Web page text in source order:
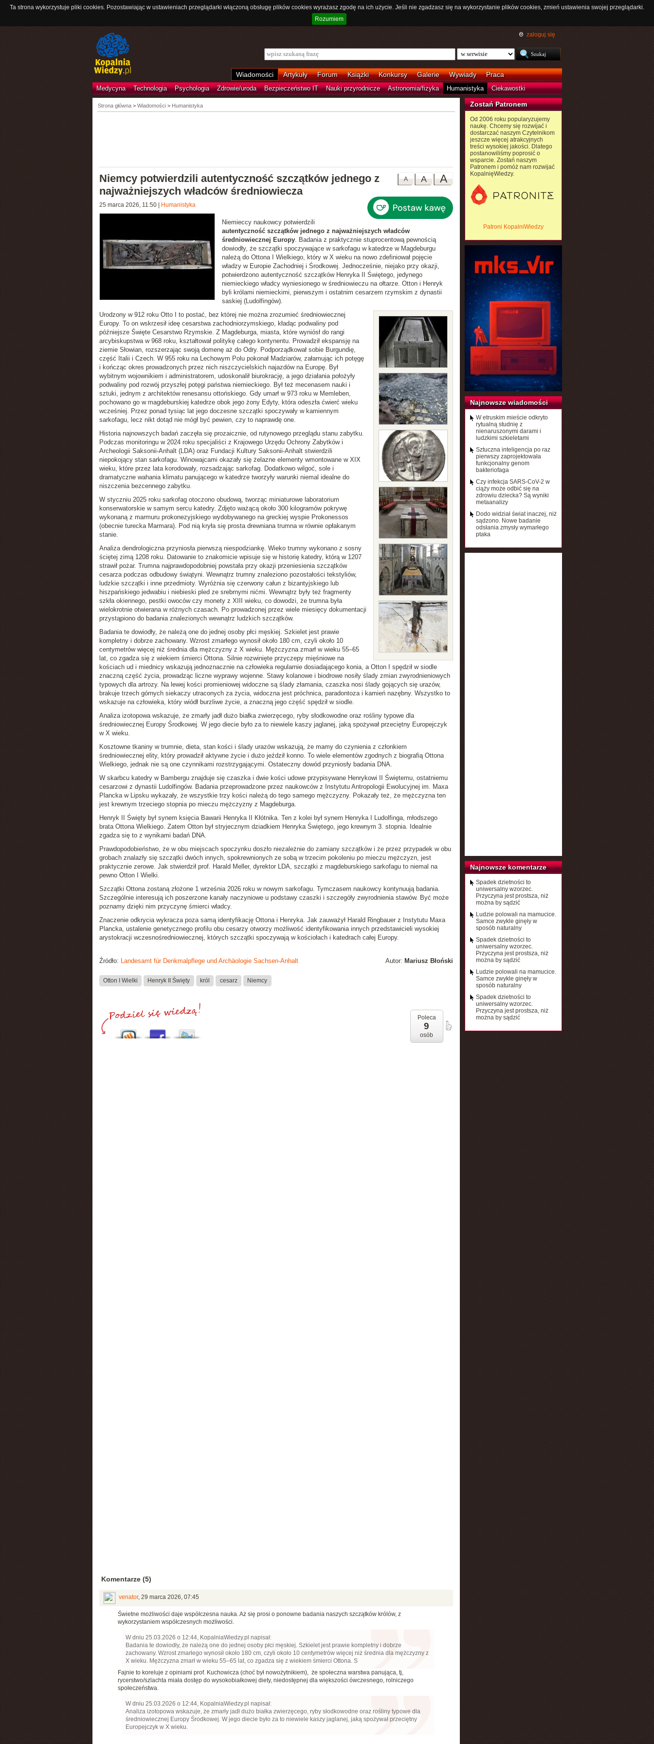
Ta strona wykorzystuje pliki cookies. Pozostawiając w ustawieniach przeglądarki włączoną obsługę plików cookies wyrażasz zgodę na ich użycie. Jeśli nie zgadzasz się na wykorzystanie plików cookies, zmień ustawienia swojej przeglądarki.
Rozumiem
zaloguj się
Wiadomości Artykuły Forum Książki Konkursy Galerie Wywiady Praca
Medycyna Technologia Psychologia Zdrowie/uroda Bezpieczeństwo IT Nauki przyrodnicze Astronomia/fizyka Humanistyka Ciekawostki
Strona główna> Wiadomości > Humanistyka
A
A
A
Niemcy potwierdzili autentyczność szczątków jednego z
najważniejszych władców średniowiecza
25 marca 2026, 11:50| Humanistyka
Niemieccy naukowcy potwierdzili
autentyczność szczątków jednego z najważniejszych władców
średniowiecznej Europy. Badania z praktycznie stuprocentową pewnością
dowiodły, że szczątki spoczywające w sarkofagu w katedrze w Magdeburgu
należą do Ottona I Wielkiego, który w X wieku na nowo zdefiniował pojęcie
władzy w Europie Zachodniej i Środkowej. Jednocześnie, niejako przy okazji,
potwierdzono autentyczność szczątków Henryka II Świętego, jedynego
niemieckiego władcy wyniesionego w średniowieczu na ołtarze. Otton i Henryk
byli królami niemieckimi, pierwszym i ostatnim cesarzem rzymskim z dynastii
saskiej (Ludolfingów).
Urodzony w 912 roku Otto I to postać, bez której nie można zrozumieć średniowiecznej
Europy. To on wskrzesił ideę cesarstwa zachodniorzymskiego, kładąc podwaliny pod
późniejsze Święte Cesarstwo Rzymskie. Z Magdeburga, miasta, które wyniósł do rangi
arcybiskupstwa w 968 roku, kształtował politykę całego kontynentu. Prowadził ekspansję na
ziemie Słowian, rozszerzając swoją domenę aż do Odry. Podporządkował sobie Burgundię,
część Italii i Czech. W 955 roku na Lechowym Polu pokonał Madziarów, załamując ich potęgę
i kończąc okres prowadzonych przez nich niszczycielskich najazdów na Europę. Był
wybitnym wojownikiem i administratorem, udoskonalił biurokrację, a jego działania położyły
podwaliny pod rozwój przyszłej potęgi państwa niemieckiego. Był też mecenasem nauki i
sztuki, jednym z architektów renesansu ottońskiego. Gdy umarł w 973 roku w Memleben,
pochowano go w magdeburskiej katedrze obok jego żony Edyty, która odeszła ćwierć wieku
wcześniej. Przez ponad tysiąc lat jego doczesne szczątki spoczywały w kamiennym
sarkofagu, lecz nikt dotąd nie mógł być pewien, czy to naprawdę one.
Historia najnowszych badań zaczęła się prozaicznie, od rutynowego przeglądu stanu zabytku.
Podczas monitoringu w 2024 roku specjaliści z Krajowego Urzędu Ochrony Zabytków i
Archeologii Saksonii-Anhalt (LDA) oraz Fundacji Kultury Saksonii-Anhalt stwierdzili
niepokojący stan sarkofagu. Winowajcami okazały się żelazne elementy wmontowane w XIX
wieku, które przez lata korodowały, rozsadzając sarkofag. Dodatkowo wilgoć, sole i
dramatyczne wahania klimatu panującego w katedrze tworzyły warunki niemal idealne do
niszczenia bezcennego zabytku.
W styczniu 2025 roku sarkofag otoczono obudową, tworząc miniaturowe laboratorium
konserwatorskie w samym sercu katedry. Zdjęto ważącą około 300 kilogramów pokrywę
wykonaną z marmuru prokonezyjskiego wydobywanego na greckiej wyspie Prokonessos
(obecnie turecka Marmara). Pod nią kryła się prosta drewniana trumna w równie opłakanym
stanie.
Analiza dendrologiczna przyniosła pierwszą niespodziankę. Wieko trumny wykonano z sosny
ściętej zimą 1208 roku. Datowanie to znakomicie wpisuje się w historię katedry, którą w 1207
strawił pożar. Trumna najprawdopodobniej powstała przy okazji przeniesienia szczątków
cesarza podczas odbudowy świątyni. Wewnątrz trumny znaleziono pozostałości tekstyliów,
ludzkie szczątki i inne przedmioty. Wyróżnia się czerwony całun z bizantyjskiego lub
hiszpańskiego jedwabiu i niebieski pled ze srebrnymi nićmi. Wewnątrz były też fragmenty
szkła okiennego, pestki owoców czy monety z XIII wieku, co dowodzi, że trumna była
wielokrotnie otwierana w różnych czasach. Po prowadzonej przez wiele miesięcy dokumentacji
przystąpiono do badania znalezionych wewnątrz ludzkich szczątków.
Badania te dowiodły, że należą one do jednej osoby płci męskiej. Szkielet jest prawie
kompletny i dobrze zachowany. Wzrost zmarłego wynosił około 180 cm, czyli około 10
centymetrów więcej niż średnia dla mężczyzny z X wieku. Mężczyzna zmarł w wieku 55–65
lat, co zgadza się z wiekiem śmierci Ottona. Silnie rozwinięte przyczepy mięśniowe na
kościach ud i miednicy wskazują jednoznacznie na człowieka regularnie dosiadającego konia, a Otton I spędził w siodle
znaczną część życia, prowadząc liczne wyprawy wojenne. Stawy kolanowe i biodrowe nosiły ślady zmian zwyrodnieniowych
typowych dla artrozy. Na lewej kości promieniowej widoczne są ślady złamania, czaszka nosi ślady gojących się urazów,
brakuje trzech górnych siekaczy utraconych za życia, widoczna jest próchnica, paradontoza i kamień nazębny. Wszystko to
wskazuje na człowieka, który wiódł burzliwe życie, a znaczną jego część spędził w siodle.
Analiza izotopowa wskazuje, że zmarły jadł dużo białka zwierzęcego, ryby słodkowodne oraz rośliny typowe dla
średniowiecznej Europy Środkowej. W jego diecie było za to niewiele kaszy jaglanej, jaką spożywał przeciętny Europejczyk
w X wieku.
Kosztowne tkaniny w trumnie, dieta, stan kości i ślady urazów wskazują, że mamy do czynienia z członkiem
średniowiecznej elity, który prowadził aktywne życie i dużo jeździł konno. To wiele elementów zgodnych z biografią Ottona
Wielkiego, jednak nie są one czynnikami rozstrzygającymi. Ostateczny dowód przyniosły badania DNA.
W skarbcu katedry w Bambergu znajduje się czaszka i dwie kości udowe przypisywane Henrykowi II Świętemu, ostatniemu
cesarzowi z dynastii Ludolfingów. Badania przeprowadzone przez naukowców z Instytutu Antropologii Ewolucyjnej im. Maxa
Plancka w Lipsku wykazały, że wszystkie trzy kości należą do tego samego mężczyzny. Pokazały też, że mężczyzna ten
jest krewnym trzeciego stopnia po mieczu mężczyzny z Magdeburga.
Henryk II Święty był synem księcia Bawarii Henryka II Kłótnika. Ten z kolei był synem Henryka I Ludolfinga, młodszego
brata Ottona Wielkiego. Zatem Otton był stryjecznym dziadkiem Henryka Świętego, jego krewnym 3. stopnia. Idealnie
zgadza się to z wynikami badań DNA.
Prawdopodobieństwo, że w obu miejscach spoczynku doszło niezależnie do zamiany szczątków i że przez przypadek w obu
grobach znalazły się szczątki dwóch innych, spokrewnionych ze sobą w trzecim pokoleniu po mieczu mężczyzn, jest
praktycznie zerowe. Jak stwierdził prof. Harald Meller, dyrektor LDA, szczątki z magdeburskiego sarkofagu to niemal na
pewno Otton I Wielki.
Szczątki Ottona zostaną złożone 1 września 2026 roku w nowym sarkofagu. Tymczasem naukowcy kontynuują badania.
Szczególnie interesują ich poszerzone kanały naczyniowe u podstawy czaszki i szczegóły zwyrodnienia stawów. Być może
poznamy dzięki nim przyczynę śmierci władcy.
Znaczenie odkrycia wykracza poza samą identyfikację Ottona i Henryka. Jak zauważył Harald Ringbauer z Instytutu Maxa
Plancka, ustalenie genetycznego profilu obu cesarzy otworzy możliwość identyfikowania innych przedstawicieli wysokiej
arystokracji wczesnośredniowiecznej, których szczątki spoczywają w kościołach i katedrach całej Europy.
Autor: Mariusz Błoński
Źródło: Landesamt für Denkmalpflege und Archäologie Sachsen-Anhalt
Otton I Wielki Henryk II Święty król cesarz Niemcy
Poleca
9
osób
Komentarze (5)
venator, 29 marca 2026, 07:45
Świetne możliwości daje współczesna nauka. Aż się prosi o ponowne badania naszych szczątków królów, z
wykorzystaniem współczesnych możliwości.
W dniu 25.03.2026 o 12:44, KopalniaWiedzy.pl napisał:
Badania te dowiodły, że należą one do jednej osoby płci męskiej. Szkielet jest prawie kompletny i dobrze
zachowany. Wzrost zmarłego wynosił około 180 cm, czyli około 10 centymetrów więcej niż średnia dla mężczyzny z
X wieku. Mężczyzna zmarł w wieku 55–65 lat, co zgadza się z wiekiem śmierci Ottona. S
Fajnie to koreluje z opiniami prof. Kuchowicza (choć był nowożytnikiem), że społeczna warstwa panująca, tj,
rycerstwo/szlachta miała dostęp do wysokobiałkowej diety, niedostępnej dla większości ówczesnego, rolniczego
społeczeństwa.
W dniu 25.03.2026 o 12:44, KopalniaWiedzy.pl napisał:
Analiza izotopowa wskazuje, że zmarły jadł dużo białka zwierzęcego, ryby słodkowodne oraz rośliny typowe dla
średniowiecznej Europy Środkowej. W jego diecie było za to niewiele kaszy jaglanej, jaką spożywał przeciętny
Europejczyk w X wieku.
Zostań Patronem
Od 2006 roku popularyzujemy
naukę. Chcemy się rozwijać i
dostarczać naszym Czytelnikom
jeszcze więcej atrakcyjnych
treści wysokiej jakości. Dlatego
postanowiliśmy poprosić o
wsparcie. Zostań naszym
Patronem i pomóż nam rozwijać
KopalnięWiedzy.
Patroni KopalniWiedzy
Najnowsze wiadomości
W etruskim mieście odkryto
rytualną studnię z
nienaruszonymi darami i
ludzkimi szkieletami
Sztuczna inteligencja po raz
pierwszy zaprojektowała
funkcjonalny genom
bakteriofaga
Czy infekcja SARS-CoV-2 w
ciąży może odbić się na
zdrowiu dziecka? Są wyniki
metaanalizy
Dodo widział świat inaczej, niż
sądzono. Nowe badanie
odsłania zmysły wymarłego
ptaka
Najnowsze komentarze
Spadek dzietności to
uniwersalny wzorzec.
Przyczyna jest prostsza, niż
można by sądzić
Ludzie polowali na mamucice.
Samce zwykle ginęły w
sposób naturalny
Spadek dzietności to
uniwersalny wzorzec.
Przyczyna jest prostsza, niż
można by sądzić
Ludzie polowali na mamucice.
Samce zwykle ginęły w
sposób naturalny
Spadek dzietności to
uniwersalny wzorzec.
Przyczyna jest prostsza, niż
można by sądzić